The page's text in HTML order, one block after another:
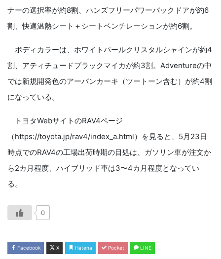
ナーの選択率が約8割、ハンズフリーパワーバックドアが約6
割、快適温熱シート＋シートベンチレーションが約6割。
ボディカラーは、ホワイトパールクリスタルシャインが約4
割、アティチュードブラックマイカが約3割。Adventureの中
では新規開発色のアーバンカーキ（ツートーン含む）が約4割
になっている。
トヨタWebサイトのRAV4ページ
（https://toyota.jp/rav4/index_a.html）を見ると、5月23日
時点でのRAV4の工場出荷時期の目処は、ガソリン車が注文か
ら2カ月程度、ハイブリッド車は3〜4カ月程度となってい
る。
0
Facebook X Hatena Pocket LINE